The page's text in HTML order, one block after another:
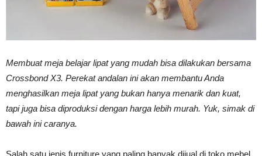
Cepat
Membuat meja belajar lipat yang mudah bisa dilakukan bersama
Crossbond X3. Perekat andalan ini akan membantu Anda
menghasilkan meja lipat yang bukan hanya menarik dan kuat,
tapi juga bisa diproduksi dengan harga lebih murah. Yuk, simak di
bawah ini caranya.